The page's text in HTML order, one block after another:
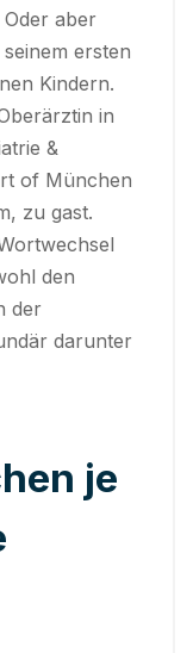
aber
ersten
Kindern.
in
&
of München
zu gast.
den
der
darunter
je